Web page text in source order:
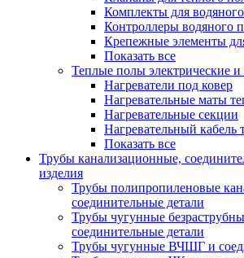
Комплекты для
Контроллеры водяного
Крепежные элементы
Показать все
Теплые полы электрические и
Нагреватели под ковер
Нагревательные маты
Нагревательные секции
Нагревательный кабель
Показать все
Трубы канализационные,
изделия
Трубы полипропиленовые
соединительные детали
Трубы чугунные
соединительные детали
Трубы чугунные ВЧШГ и